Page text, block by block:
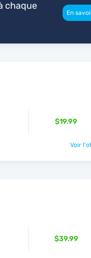
chaque
En
$19.99
Voir
$39.99